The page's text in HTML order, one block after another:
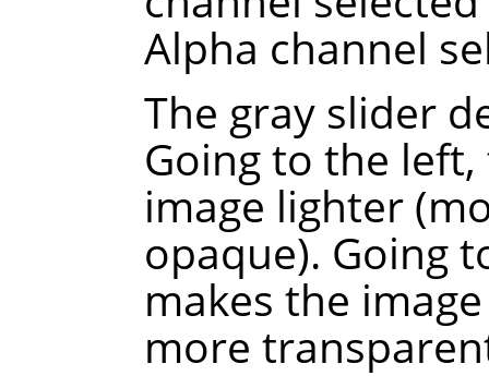
Alpha channel
The gray slider
Going to the
image lighter
opaque). Going
makes the
more